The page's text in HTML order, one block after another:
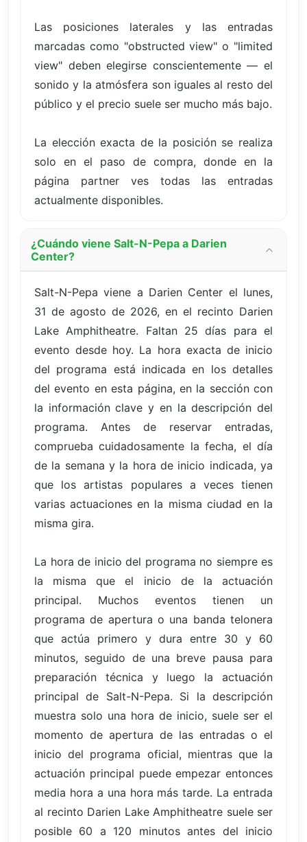
Las posiciones laterales y las entradas
marcadas como "obstructed view" o "limited
view" deben elegirse conscientemente — el
sonido y la atmósfera son iguales al resto del
público y el precio suele ser mucho más bajo.
La elección exacta de la posición se realiza
solo en el paso de compra, donde en la
página partner ves todas las entradas
actualmente disponibles.
¿Cuándo viene Salt-N-Pepa a Darien
Center?
Salt-N-Pepa viene a Darien Center el lunes,
31 de agosto de 2026, en el recinto Darien
Lake Amphitheatre. Faltan 25 días para el
evento desde hoy. La hora exacta de inicio
del programa está indicada en los detalles
del evento en esta página, en la sección con
la información clave y en la descripción del
programa. Antes de reservar entradas,
comprueba cuidadosamente la fecha, el día
de la semana y la hora de inicio indicada, ya
que los artistas populares a veces tienen
varias actuaciones en la misma ciudad en la
misma gira.
La hora de inicio del programa no siempre es
la misma que el inicio de la actuación
principal. Muchos eventos tienen un
programa de apertura o una banda telonera
que actúa primero y dura entre 30 y 60
minutos, seguido de una breve pausa para
preparación técnica y luego la actuación
principal de Salt-N-Pepa. Si la descripción
muestra solo una hora de inicio, suele ser el
momento de apertura de las entradas o el
inicio del programa oficial, mientras que la
actuación principal puede empezar entonces
media hora a una hora más tarde. La entrada
al recinto Darien Lake Amphitheatre suele ser
posible 60 a 120 minutos antes del inicio